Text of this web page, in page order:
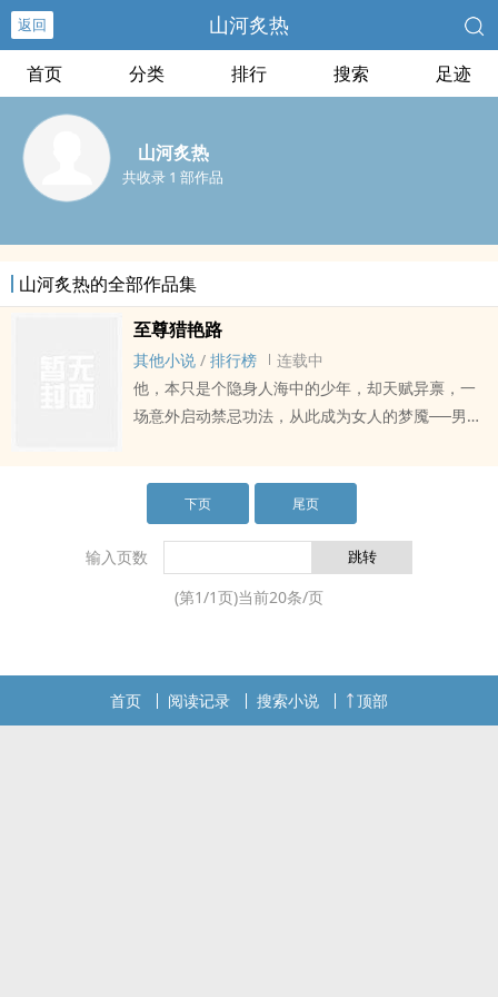
返回 山河炙热
首页 分类 排行 搜索 足迹
山河炙热
共收录 1 部作品
山河炙热的全部作品集
至尊猎艳路
其他小说 / 排行榜
连载中
他，本只是个隐身人海中的少年，却天赋异禀，一
场意外启动禁忌功法，从此成为女人的梦魇──男人
下页 尾页
输入页数
(第1/1页)当前20条/页
首页 阅读记录 搜索小说 顶部